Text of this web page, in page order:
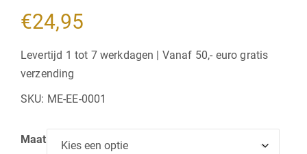
€24,95
Levertijd 1 tot 7 werkdagen | Vanaf 50,- euro gratis
verzending
SKU: ME-EE-0001
Maat